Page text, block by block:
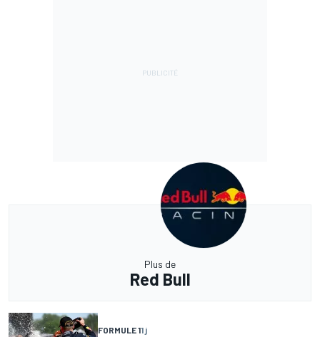
Plus de
Red Bull
FORMULE 11 j